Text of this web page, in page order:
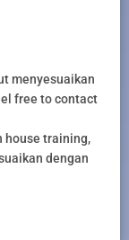
menyesuaikan
free to contact
house training,
dengan